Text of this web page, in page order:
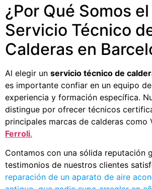
¿Por Qué Somos
Servicio Técnico
Calderas en
Al elegir un servicio técnico de
es importante confiar en un equipo
experiencia y formación específica.
distingue por ofrecer técnicos
principales marcas de calderas como
Ferroli.
Contamos con una sólida reputación
testimonios de nuestros clientes
reparación de un aparato de aire